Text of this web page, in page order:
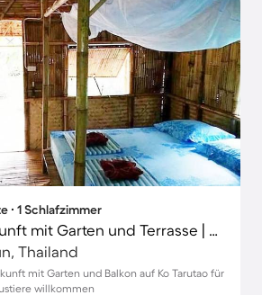
∙ 1 Schlafzimmer
Schöne Unterkunft mit Garten und Terrasse | Nah am Strand | Haustiere erlaubt
Thailand
mit Garten und Balkon auf Ko Tarutao für
willkommen